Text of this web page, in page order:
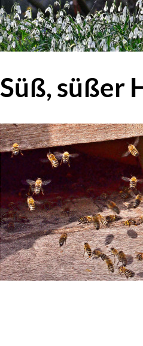
Süß, süßer